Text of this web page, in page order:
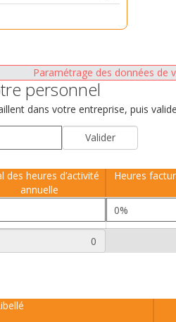
Paramétrage des données de
personnel
dans votre entreprise, puis
des heures d’activité
annuelle
Heures